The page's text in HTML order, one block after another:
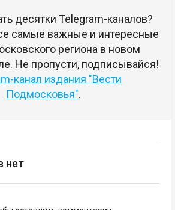
десятки Telegram-каналов?
самые важные и интересные
региона в новом
Не пропусти, подписывайся!
канал издания "Вести
Подмосковья".
нет